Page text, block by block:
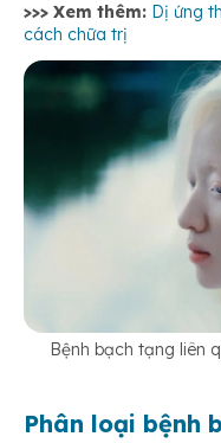
>>> Xem thêm: Dị ứng
cách chữa trị
Bệnh bạch tạng liên
Phân loại bệnh